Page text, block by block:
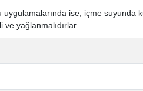
uygulamalarında ise, içme suyunda
yağlanmalıdırlar.